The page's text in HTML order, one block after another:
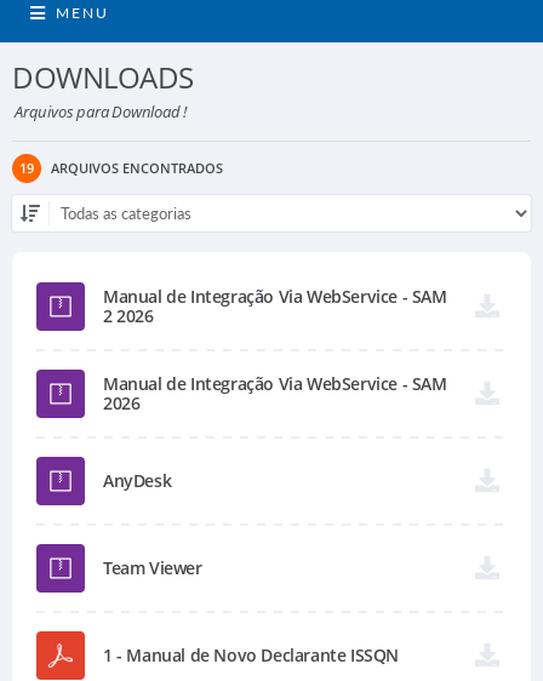
MENU
DOWNLOADS
Arquivos para Download !
19 ARQUIVOS ENCONTRADOS
Manual de Integração Via WebService - SAM
2 2026
Manual de Integração Via WebService - SAM
2026
AnyDesk
Team Viewer
1 - Manual de Novo Declarante ISSQN